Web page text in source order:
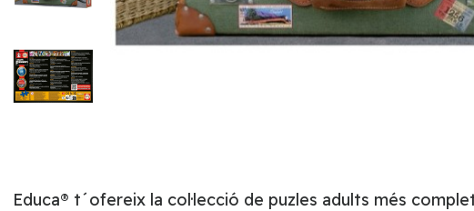
Educa® t´ofereix la col·lecció de puzles adults més